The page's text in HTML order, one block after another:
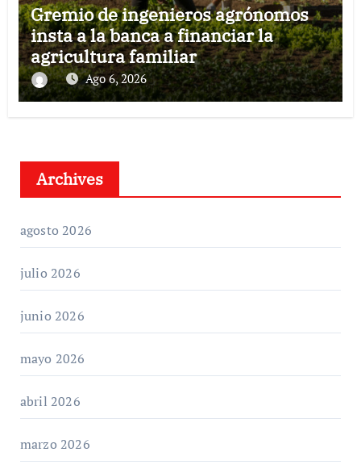
Gremio de ingenieros agrónomos
insta a la banca a financiar la
agricultura familiar
Ago 6, 2026
Archives
agosto 2026
julio 2026
junio 2026
mayo 2026
abril 2026
marzo 2026